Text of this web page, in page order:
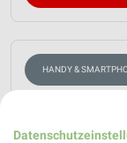
HANDY &